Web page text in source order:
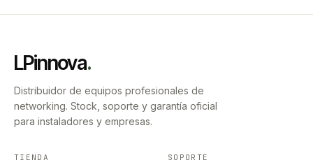
LPinnova.
Distribuidor de equipos profesionales de
networking. Stock, soporte y garantía oficial
para instaladores y empresas.
TIENDA SOPORTE